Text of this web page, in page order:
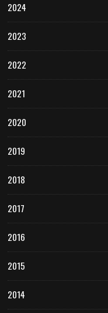
2024
2023
2022
2021
2020
2019
2018
2017
2016
2015
2014